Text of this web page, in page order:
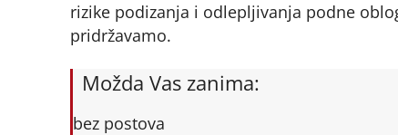
rizike podizanja i odlepljivanja podne
pridržavamo.
Možda Vas zanima:
bez postova